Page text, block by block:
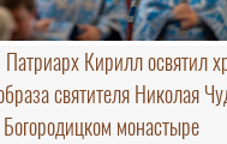
Кирилл освятил
святителя Николая
монастыре